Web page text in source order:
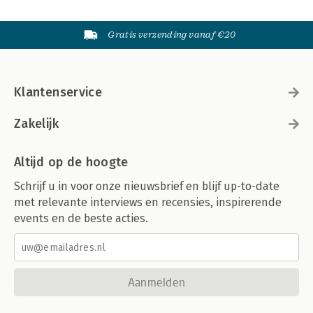
Gratis verzending vanaf €20
Klantenservice
Zakelijk
Altijd op de hoogte
Schrijf u in voor onze nieuwsbrief en blijf up-to-date
met relevante interviews en recensies, inspirerende
events en de beste acties.
Aanmelden